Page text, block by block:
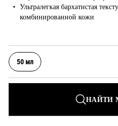
Ультралегкая бархатистая
комбинированной кожи
50 мл
НАЙТИ